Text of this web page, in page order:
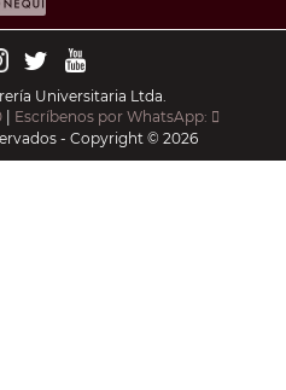
Universitaria Ltda.
Escríbenos por WhatsApp:
- Copyright © 2026